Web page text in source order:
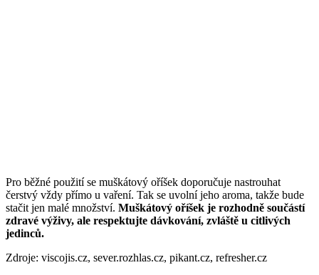
Pro běžné použití se muškátový oříšek doporučuje nastrouhat
čerstvý vždy přímo u vaření. Tak se uvolní jeho aroma, takže bude
stačit jen malé množství. Muškátový oříšek je rozhodně součástí
zdravé výživy, ale respektujte dávkování, zvláště u citlivých
jedinců.
Zdroje: viscojis.cz, sever.rozhlas.cz, pikant.cz, refresher.cz